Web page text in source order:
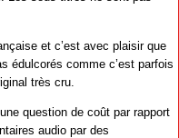
et c’est avec plaisir que
édulcorés comme c’est parfois
très cru.
question de coût par rapport
audio par des